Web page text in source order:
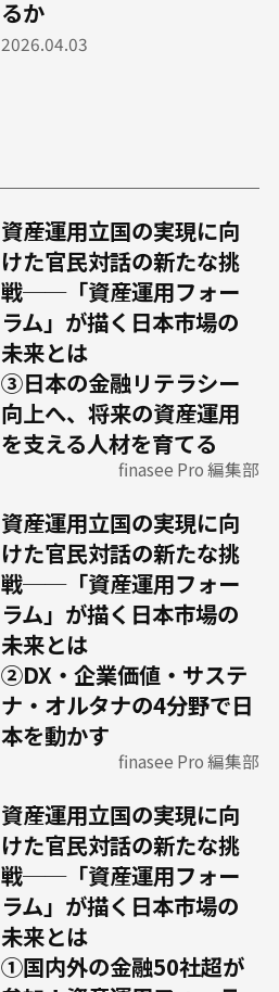
るか
2026.04.03
資産運用立国の実現に向
けた官民対話の新たな挑
戦──「資産運用フォー
ラム」が描く日本市場の
未来とは
③日本の金融リテラシー
向上へ、将来の資産運用
を支える人材を育てる
finasee Pro 編集部
資産運用立国の実現に向
けた官民対話の新たな挑
戦──「資産運用フォー
ラム」が描く日本市場の
未来とは
②DX・企業価値・サステ
ナ・オルタナの4分野で日
本を動かす
finasee Pro 編集部
資産運用立国の実現に向
けた官民対話の新たな挑
戦──「資産運用フォー
ラム」が描く日本市場の
未来とは
①国内外の金融50社超が